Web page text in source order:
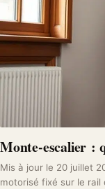
Monte-escalier :
Mis à jour le 20 juillet
motorisé fixé sur le rail